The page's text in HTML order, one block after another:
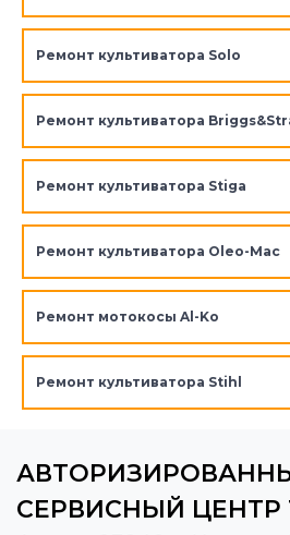
Ремонт культиватора Solo
Ремонт культиватора
Ремонт культиватора Stiga
Ремонт культиватора Oleo-Mac
Ремонт мотокосы Al-Ko
Ремонт культиватора Stihl
СЕРВИСНЫЙ ЦЕНТР